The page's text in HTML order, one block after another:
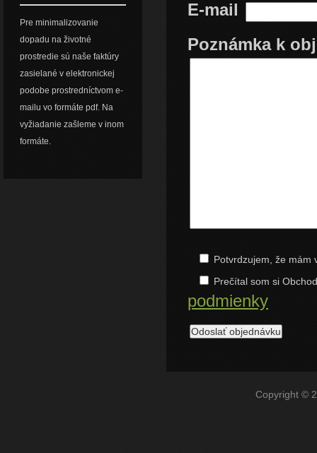
Pre minimalizovanie
dopadu na životné
prostredie sú naše faktúry
zasielané v elektronickej
podobe prostredníctvom e-
mailu vo formáte pdf. Na
vyžiadanie zašleme v inom
formáte.
E-mail
Poznámka k
Potvrdzujem, že mám
Prečítal som si
podmienky
Copyright ©